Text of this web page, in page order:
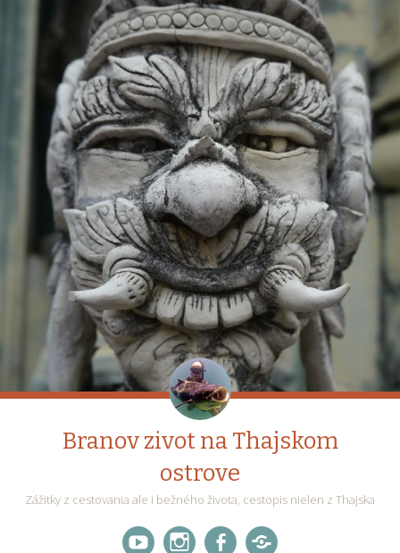
Branov zivot na Thajskom
ostrove
Zážitky z cestovania ale i bežného života, cestopis nielen z Thajska